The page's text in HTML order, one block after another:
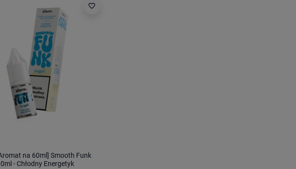
favorite_border
na 60ml] Smooth Funk
- Chłodny Energetyk